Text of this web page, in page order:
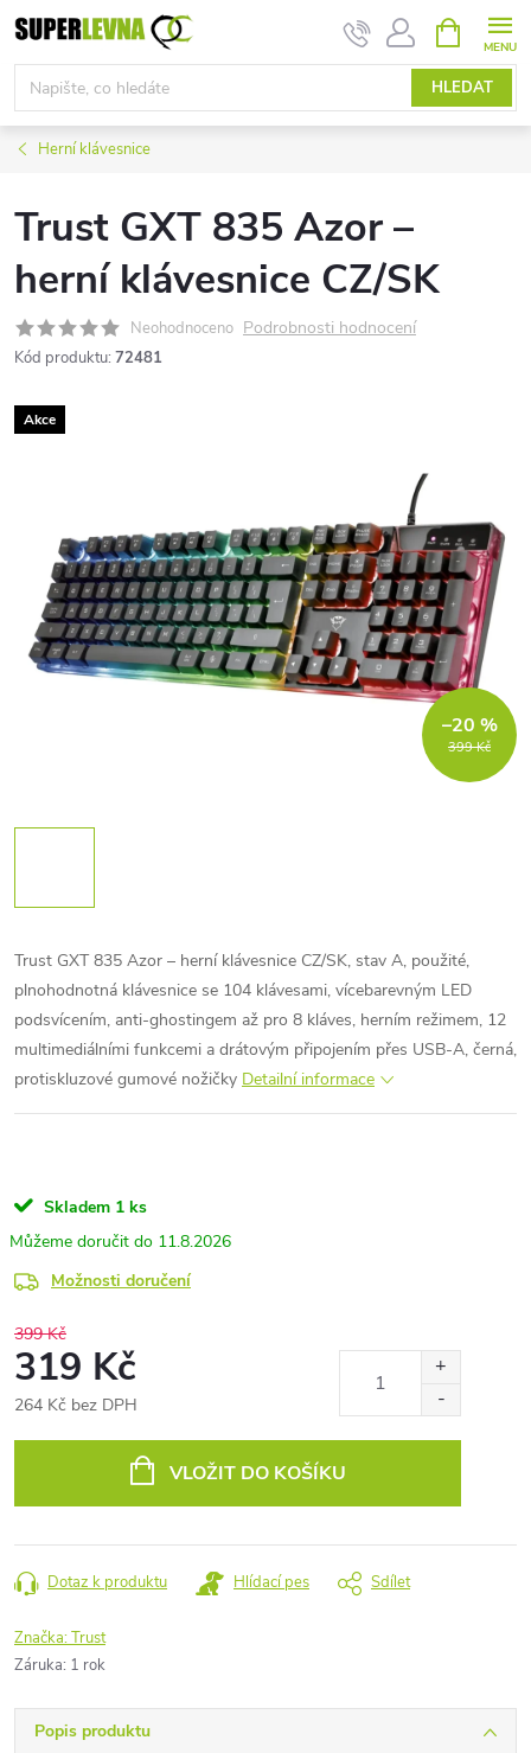
Přejít
na
obsah
HLEDAT
NÁKUPNÍ
KOŠÍK
Herní klávesnice
Trust GXT 835 Azor –
herní klávesnice CZ/SK
Neohodnoceno Podrobnosti hodnocení
Kód produktu: 72481
Akce
399 Kč
–20 %
Trust GXT 835 Azor – herní klávesnice CZ/SK, stav A, použité,
plnohodnotná klávesnice se 104 klávesami, vícebarevným LED
podsvícením, anti-ghostingem až pro 8 kláves, herním režimem, 12
multimediálními funkcemi a drátovým připojením přes USB-A, černá,
protiskluzové gumové nožičky Detailní informace
Skladem 1 ks
11.8.2026
Možnosti doručení
399 Kč
319 Kč
264 Kč bez DPH
VLOŽIT DO KOŠÍKU
Dotaz k produktu Hlídací pes Sdílet
Značka:Trust
Záruka: 1 rok
Popis produktu